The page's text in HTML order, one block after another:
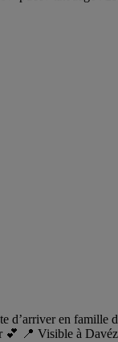
en famille
💕 📍 Visible à